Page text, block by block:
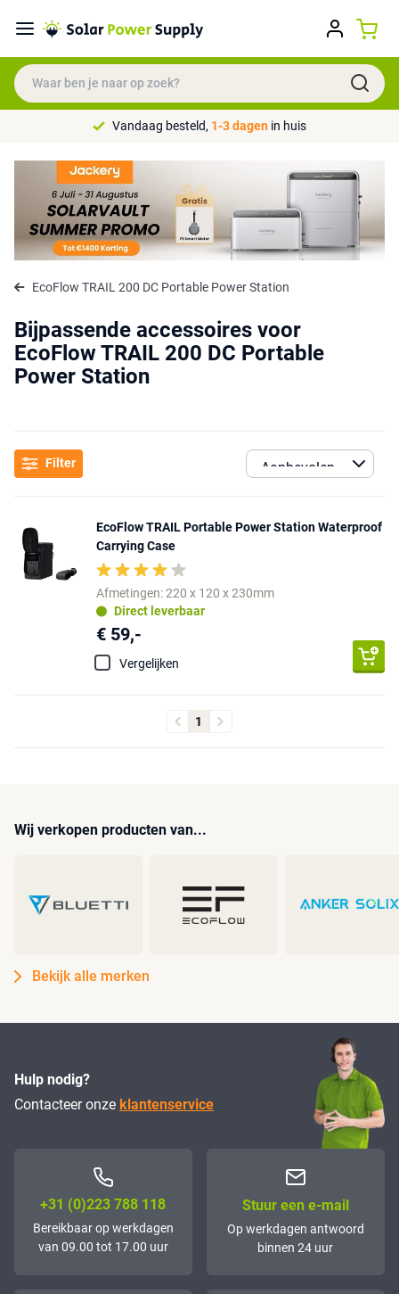
Vandaag besteld, 1-3 dagen in huis
EcoFlow TRAIL 200 DC Portable Power Station
Bijpassende accessoires voor
EcoFlow TRAIL 200 DC Portable
Power Station
Filter
EcoFlow TRAIL Portable Power Station Waterproof
Carrying Case
Afmetingen: 220 x 120 x 230mm
Direct leverbaar
€ 59,-
Vergelijken
1
Wij verkopen producten van...
Bekijk alle merken
Hulp nodig?
Contacteer onze klantenservice
+31 (0)223 788 118
Bereikbaar op werkdagen
van 09.00 tot 17.00 uur
Stuur een e-mail
Op werkdagen antwoord
binnen 24 uur